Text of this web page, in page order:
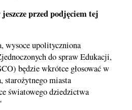
przed podjęciem tej
wysoce upolityczniona
do spraw Edukacji,
będzie wkrótce głosować w
starożytnego miasta
światowego dziedzictwa